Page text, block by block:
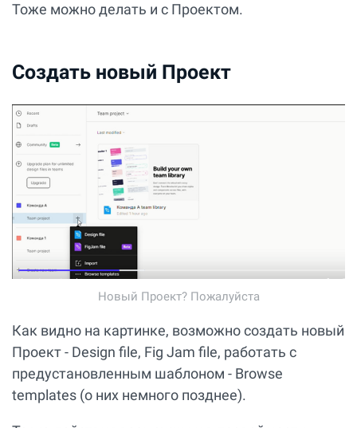
Тоже можно делать и с Проектом.
Создать новый Проект
Новый Проект? Пожалуйста
Как видно на картинке, возможно создать новый
Проект - Design file, Fig Jam file, работать с
предустановленным шаблоном - Browse
templates (о них немного позднее).